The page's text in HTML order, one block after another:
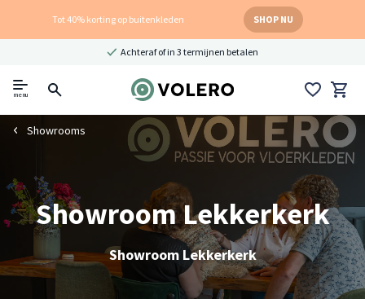
Tot 40% korting op buitenkleden SHOP NU
Achteraf of in 3 termijnen betalen
menu
Showrooms
Showroom Lekkerkerk
Showroom Lekkerkerk